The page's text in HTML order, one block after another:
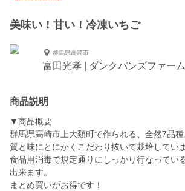
美味い！甘い！冷凍いちご
群馬県高崎市
富田光孝 | ダンクバンズファーム
商品説明
▼商品概要
群馬県高崎市上大類町で作られる、全然7品種
質と味にとにかくこだわり抜いて栽培していま
食品用消毒で規定通りにしっかり行なってい
出来ます。
まとめ買いがお得です！